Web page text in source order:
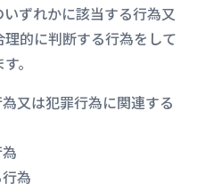
ずれかに該当する行為又
的に判断する行為をして
。
又は犯罪行為に関連する
為